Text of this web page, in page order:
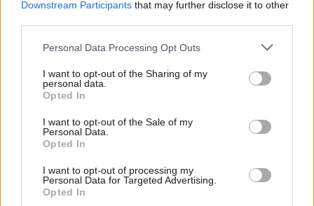
Downstream Participants that may further disclose it to other
Please note that this website/app uses one or more Google
not limited to your visit or usage behaviour. You may click to
grant or deny consent to Google and its third-party tags to
use your data for below specified purposes in below Google
consent section.
Personal Data Processing Opt Outs
I want to opt-out of the Sharing of my
personal data.
Opted In
I want to opt-out of the Sale of my
Personal Data.
Opted In
I want to opt-out of processing my
Personal Data for Targeted Advertising.
Opted In
Klasa O Jarosław:
Czuwaj Przemyśl
Motor Grochowce.
Liderzy tabeli na remis
2018-10-22 00:10
KS Czuwaj Przemyśl pokonał na wyjeździe Motor Grochowce 0-
tym bardziej, że gospodarze &quot;u siebie&quot; przegrali
przed tym spotkaniem tylko jeden mecz. &nbsp; Jedyną bramkę
tego dnia zdobył w 20.minucie&nbsp;Jakub Ledwożyw,...